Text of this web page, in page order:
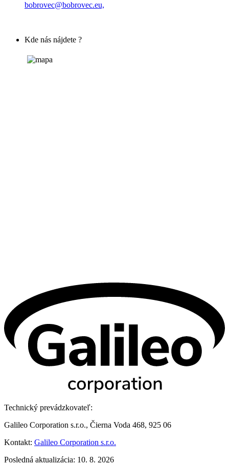
bobrovec@bobrovec.eu,
Kde nás nájdete ?
Technický prevádzkovateľ:
Galileo Corporation s.r.o., Čierna Voda 468, 925 06
Kontakt: Galileo Corporation s.r.o.
Posledná aktualizácia: 10. 8. 2026